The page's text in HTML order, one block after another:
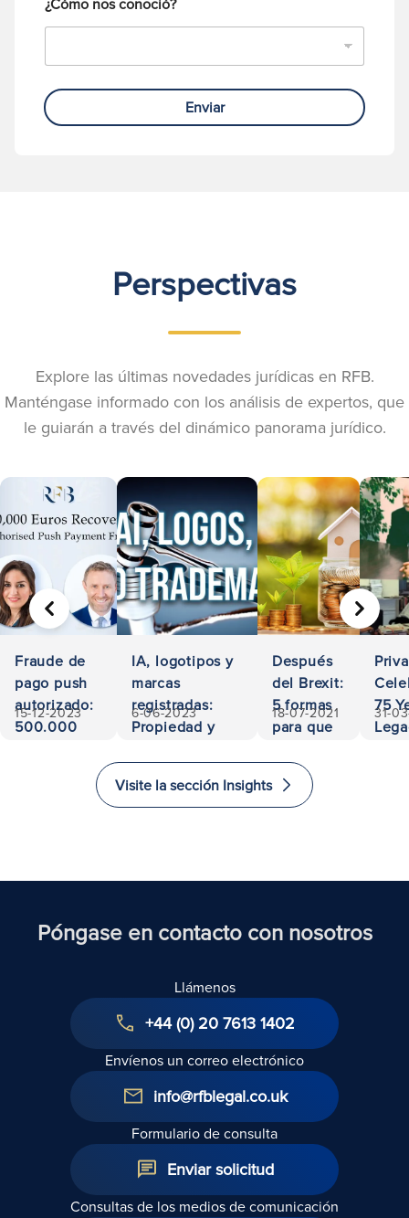
Enviar
Perspectivas
Explore las últimas novedades jurídicas en RFB.
Manténgase informado con los análisis de expertos, que
le guiarán a través del dinámico panorama jurídico.
Fraude de
pago push
autorizado:
500.000
recuperados
15-12-2023
IA, logotipos y
marcas
registradas:
Propiedad y
6-06-2023
Después
del Brexit:
5 formas
para que
inversores
inviertan
e
Unido
18-07-2021
75
31-
ANTERIOR
Visite la sección Insights
Póngase en contacto con nosotros
Llámenos
+44 (0) 20 7613 1402
Envíenos un correo electrónico
info@rfblegal.co.uk
Formulario de consulta
Enviar solicitud
Consultas de los medios de comunicación